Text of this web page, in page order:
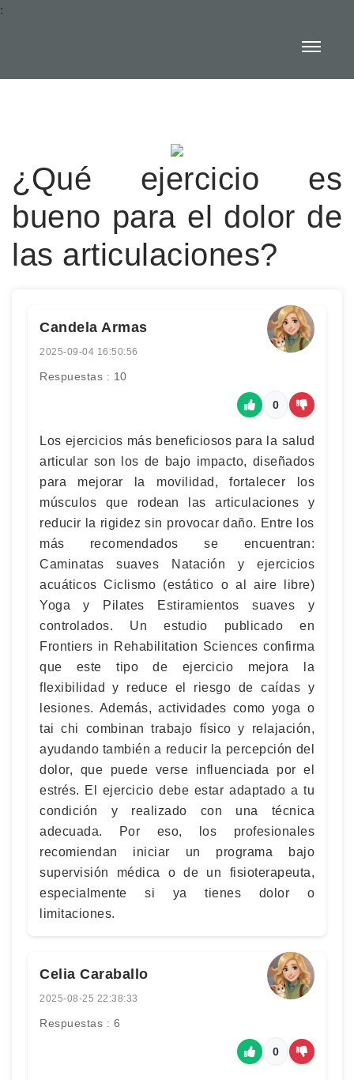
:
¿Qué ejercicio es
bueno para el dolor de
las articulaciones?
Candela Armas
2025-09-04 16:50:56
Respuestas : 10
0
Los ejercicios más beneficiosos para la salud
articular son los de bajo impacto, diseñados
para mejorar la movilidad, fortalecer los
músculos que rodean las articulaciones y
reducir la rigidez sin provocar daño. Entre los
más recomendados se encuentran:
Caminatas suaves Natación y ejercicios
acuáticos Ciclismo (estático o al aire libre)
Yoga y Pilates Estiramientos suaves y
controlados. Un estudio publicado en
Frontiers in Rehabilitation Sciences confirma
que este tipo de ejercicio mejora la
flexibilidad y reduce el riesgo de caídas y
lesiones. Además, actividades como yoga o
tai chi combinan trabajo físico y relajación,
ayudando también a reducir la percepción del
dolor, que puede verse influenciada por el
estrés. El ejercicio debe estar adaptado a tu
condición y realizado con una técnica
adecuada. Por eso, los profesionales
recomiendan iniciar un programa bajo
supervisión médica o de un fisioterapeuta,
especialmente si ya tienes dolor o
limitaciones.
Celia Caraballo
2025-08-25 22:38:33
Respuestas : 6
0